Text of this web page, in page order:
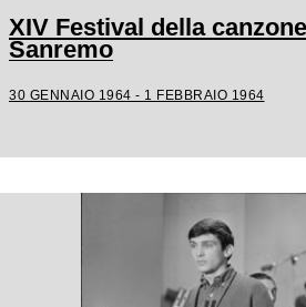
XIV Festival della
Sanremo
30 GENNAIO 1964 - 1 FEBBRAIO 1964